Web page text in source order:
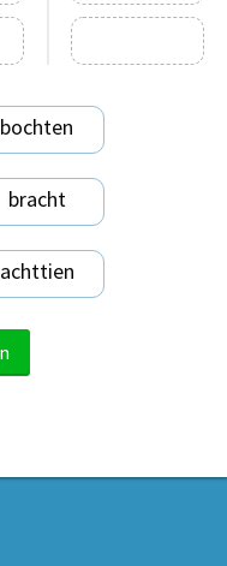
bochten
bracht
achttien